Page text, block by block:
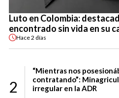
Luto en Colombia:
encontrado sin vida en su
Hace2 días
2
“Mientras nos
contratando”:
irregular en la ADR